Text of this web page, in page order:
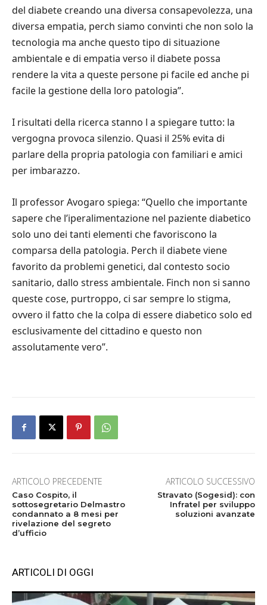
del diabete creando una diversa consapevolezza, una
diversa empatia, perch siamo convinti che non solo la
tecnologia ma anche questo tipo di situazione
ambientale e di empatia verso il diabete possa
rendere la vita a queste persone pi facile ed anche pi
facile la gestione della loro patologia”.
I risultati della ricerca stanno l a spiegare tutto: la
vergogna provoca silenzio. Quasi il 25% evita di
parlare della propria patologia con familiari e amici
per imbarazzo.
Il professor Avogaro spiega: “Quello che importante
sapere che l’iperalimentazione nel paziente diabetico
solo uno dei tanti elementi che favoriscono la
comparsa della patologia. Perch il diabete viene
favorito da problemi genetici, dal contesto socio
sanitario, dallo stress ambientale. Finch non si sanno
queste cose, purtroppo, ci sar sempre lo stigma,
ovvero il fatto che la colpa di essere diabetico solo ed
esclusivamente del cittadino e questo non
assolutamente vero”.
ARTICOLO PRECEDENTE
Caso Cospito, il
sottosegretario Delmastro
condannato a 8 mesi per
rivelazione del segreto
d’ufficio
ARTICOLO SUCCESSIVO
Stravato (Sogesid): con
Infratel per sviluppo
soluzioni avanzate
ARTICOLI DI OGGI